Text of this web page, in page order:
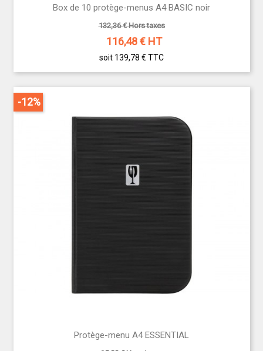
Box de 10 protège-menus A4 BASIC noir
132,36 € Hors taxes
116,48€ HT
soit 139,78 € TTC
Protège-menu A4 ESSENTIAL
-12%